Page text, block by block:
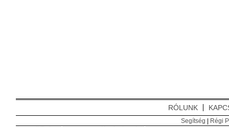
RÓLUNK
Segítség | Régi